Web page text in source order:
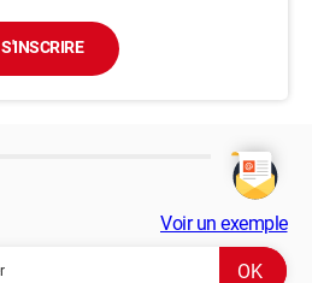
S'INSCRIRE
Voir un exemple